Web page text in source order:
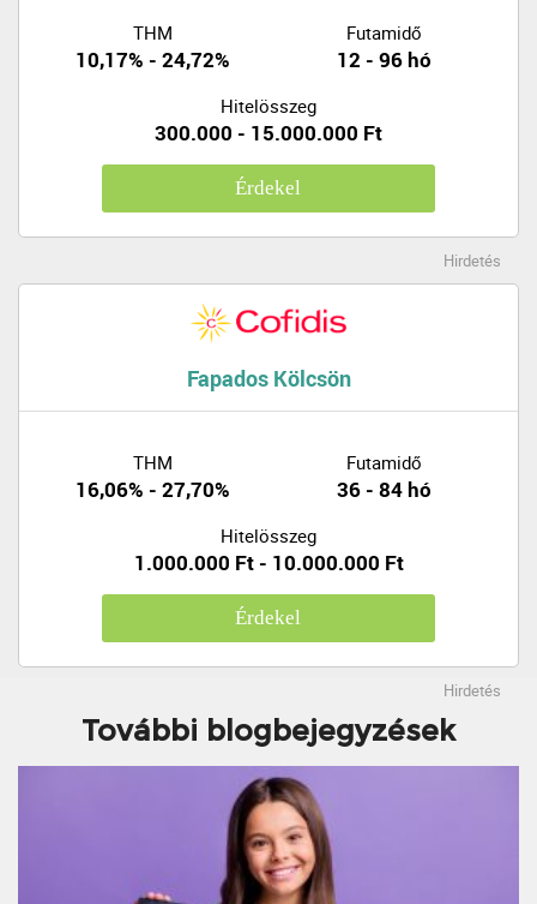
THM
10,17% - 24,72%
Futamidő
12 - 96 hó
Hitelösszeg
300.000 - 15.000.000 Ft
Érdekel
Hirdetés
Fapados Kölcsön
THM
16,06% - 27,70%
Futamidő
36 - 84 hó
Hitelösszeg
1.000.000 Ft - 10.000.000 Ft
Érdekel
Hirdetés
További blogbejegyzések